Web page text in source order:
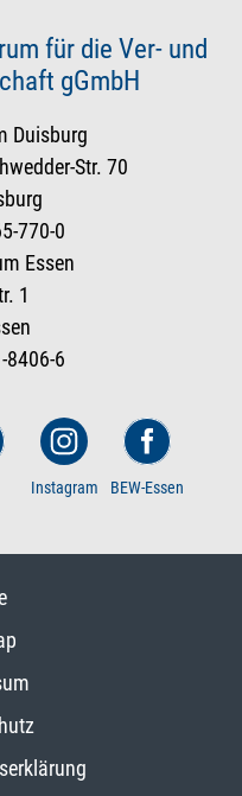
für die Ver- und
gGmbH
Duisburg
Str. 70
770-0
Essen
1
8406-6
Instagram BEW-Essen